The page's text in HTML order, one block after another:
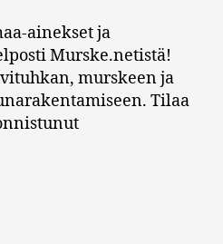
ainekset ja
Murske.netistä!
murskeen ja
Tilaa